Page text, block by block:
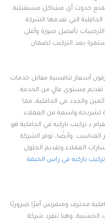
حدوث أي مشاكل مستقبلية.
التي تقدمها الشركة
الأرضيات بأفضل صورة وأعلى
بعد التركيب لضمان
أسعار تنافسية مقابل خدمات
تقديم مستوى عالٍ من الخدمة.
والجدد في الجافلية، مما
لشريحة واسعة من العملاء.
بـ تركيب باركيه في الجافلية هو
وأيضًا، توفر الشركة
العملاء وتقديم الحلول
تركيب باركيه في راس الخيمة
محترف ومتمرس أمرًا ضروريًا
الخشبية، وهنا تتفرد شركة